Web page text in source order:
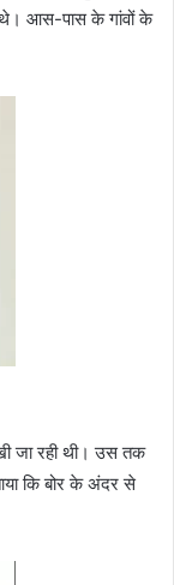
थे। आस-पास के गांवों के
जा रही थी। उस तक
कि बोर के अंदर से